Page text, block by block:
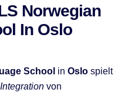
Norwegian
In Oslo
School in Oslospielt
Integrationvon